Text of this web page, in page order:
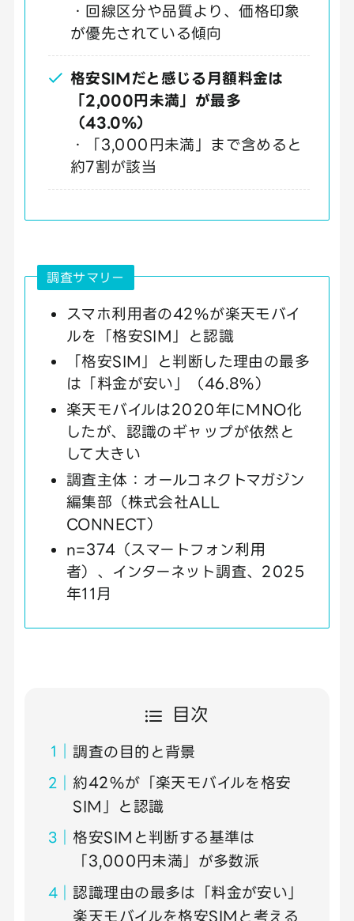
・回線区分や品質より、価格印象
が優先されている傾向
格安SIMだと感じる月額料金は
「2,000円未満」が最多
（43.0%）
・「3,000円未満」まで含めると
約7割が該当
調査サマリー
スマホ利用者の42%が楽天モバイ
ルを「格安SIM」と認識
「格安SIM」と判断した理由の最多
は「料金が安い」（46.8%）
楽天モバイルは2020年にMNO化
したが、認識のギャップが依然と
して大きい
調査主体：オールコネクトマガジン
編集部（株式会社ALL
CONNECT）
n=374（スマートフォン利用
者）、インターネット調査、2025
年11月
目次
調査の目的と背景
約42%が「楽天モバイルを格安
SIM」と認識
格安SIMと判断する基準は
「3,000円未満」が多数派
認識理由の最多は「料金が安い」
楽天モバイルを格安SIMと考える